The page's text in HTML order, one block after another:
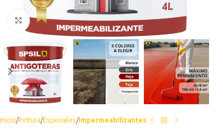
Haga clic para ampliar
Inicio Pintura Especiales Impermeabilizantes